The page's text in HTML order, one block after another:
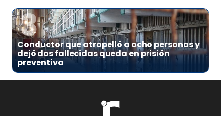
3
Conductor que atropelló a ocho personas y
dejó dos fallecidas queda en prisión
preventiva